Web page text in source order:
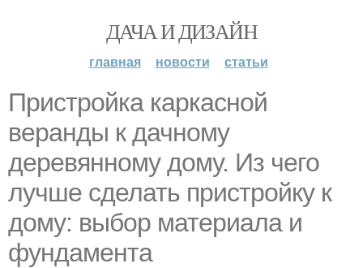
ДАЧА И ДИЗАЙН
главная новости статьи
Пристройка каркасной
веранды к дачному
деревянному дому. Из чего
лучше сделать пристройку к
дому: выбор материала и
фундамента